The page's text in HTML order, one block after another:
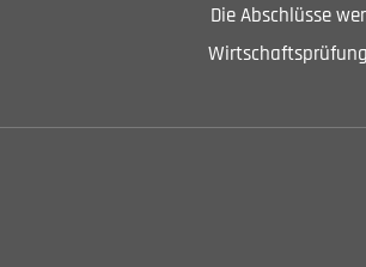
Die Abschlüsse